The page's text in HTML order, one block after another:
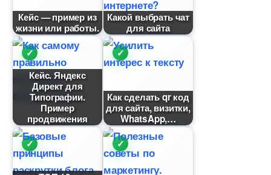
Кейс — пример из
жизни или работы.
Какой выбрать чат
для сайта
Кейс. Яндекс
Директ для
Типографии.
Пример
продвижения
Как сделать qr код
для сайта, визитки,
WhatsApp,